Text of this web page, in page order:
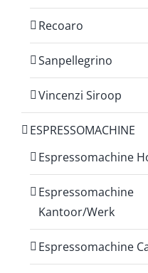
Recoaro
Sanpellegrino
Vincenzi Siroop
ESPRESSOMACHINE
Espressomachine
Espressomachine
Kantoor/Werk
Espressomachine